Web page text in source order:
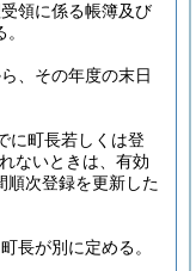
領に係る帳簿及び
、その年度の末日
に町長若しくは登
ないときは、有効
順次登録を更新した
長が別に定める。